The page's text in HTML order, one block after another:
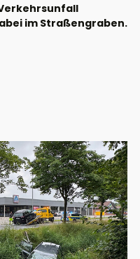
im Straßengraben.